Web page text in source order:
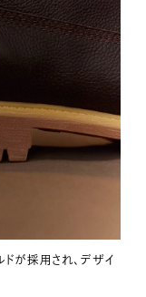
が採用され、デザイ